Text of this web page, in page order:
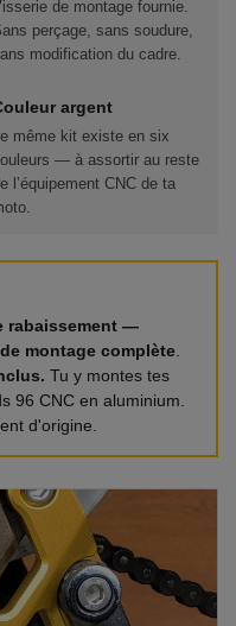
de montage fournie.
perçage, sans soudure,
modification du cadre.
argent
même kit existe en six
— à assortir au reste
l’équipement CNC de ta
rabaissement —
montage complète
Tu y montes tes
96 CNC en aluminium.
d'origine.